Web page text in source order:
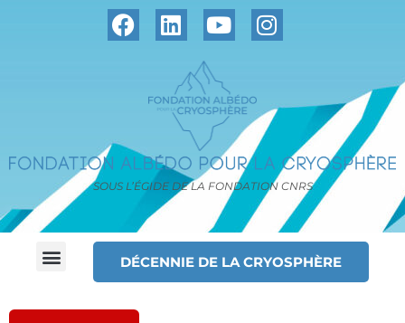
SOUS L’ÉGIDE DE LA FONDATION CNRS
DÉCENNIE DE LA CRYOSPHÈRE